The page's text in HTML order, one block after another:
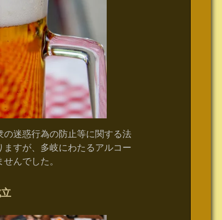
迷惑行為の防止等に関する法
すが、多岐にわたるアルコー
んでした。